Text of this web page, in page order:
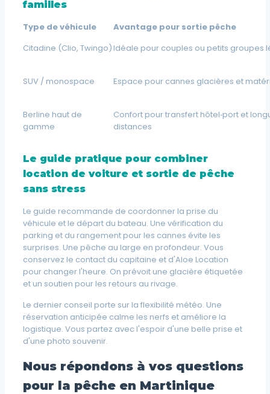
familles
Type de véhicule
Avantage pour sortie pêche
Citadine (Clio, Twingo) Idéale pour couples ou petits groupes
SUV / monospace Espace pour cannes glacières et
Berline haut de
gamme
Confort pour transfert hôtel‑port et
distances
Le guide pratique pour combiner
location de voiture et sortie de pêche
sans stress
Le guide recommande de coordonner la prise du
véhicule et le départ du bateau. Une vérification du
parking et du rangement pour les cannes évite les
surprises. Une pêche au large en profondeur. Vous
conservez le contact du capitaine et d'Aloe Location
pour changer l'heure. On prévoit une glacière étiquetée
et un soutien pour les retours au rivage.
Le dernier conseil porte sur la flexibilité météo. Une
réservation anticipée calme les nerfs et améliore la
logistique. Vous partez avec l'espoir d'une belle prise et
d'une photo souvenir.
Nous répondons à vos questions
pour la pêche en Martinique